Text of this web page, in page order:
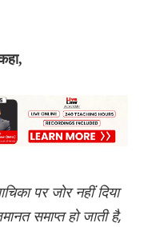
पर जोर नहीं दिया
समाप्त हो जाती है,